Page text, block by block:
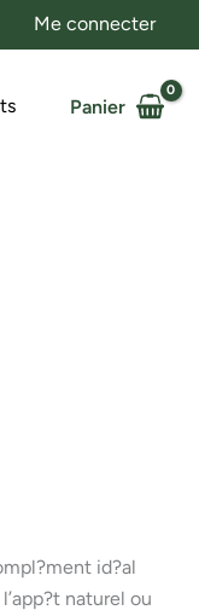
Me connecter
Panier
id?al
naturel ou